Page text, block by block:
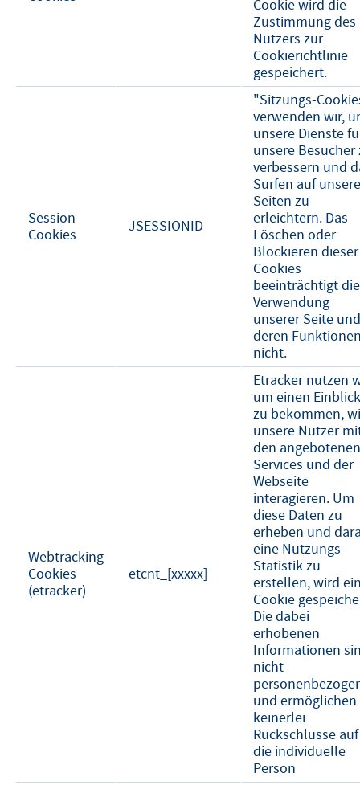
Cookie wird die
Zustimmung des
Nutzers zur
Cookierichtlinie
gespeichert.
Session
Cookies
JSESSIONID
"Sitzungs-
verwenden wir,
unsere Dienste
unsere Besucher
verbessern und
Surfen auf
Seiten zu
erleichtern. Das
Löschen oder
Blockieren dieser
Cookies
beeinträchtigt die
Verwendung
unserer Seite und
deren
nicht.
Webtracking
Cookies
(etracker)
etcnt_[xxxxx]
Etracker nutzen
um einen Einblick
zu bekommen,
unsere Nutzer
den angebotenen
Services und der
Webseite
interagieren. Um
diese Daten zu
erheben und
eine Nutzungs-
Statistik zu
erstellen, wird
Cookie
Die dabei
erhobenen
Informationen
nicht
und ermöglichen
keinerlei
Rückschlüsse auf
die individuelle
Person